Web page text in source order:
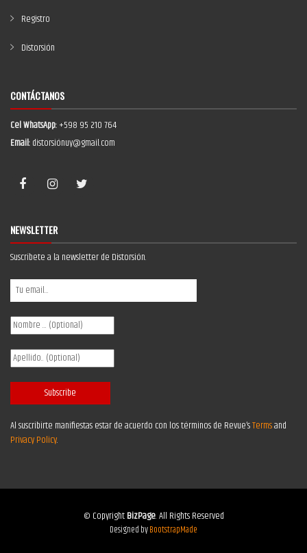
Registro
Distorsión
CONTÁCTANOS
Cel WhatsApp:+598 95 210 764
Email:distorsiónuy@gmail.com
NEWSLETTER
Suscríbete a la newsletter de Distorsión.
Al suscribirte manifiestas estar de acuerdo con los términos de Revue’sTermsand
Privacy Policy.
© CopyrightBizPage. All Rights Reserved
Designed byBootstrapMade